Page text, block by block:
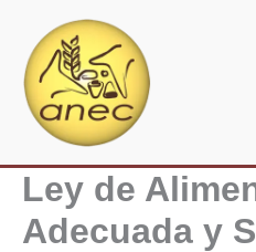
contenido
Ley de
Adecuada y